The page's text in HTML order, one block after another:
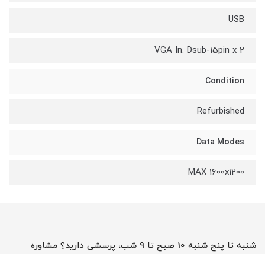
USB
VGA In: Dsub-15pin x 2
Condition
Refurbished
Data Modes
MAX 1600x1200
شنبه تا پنج شنبه 10 صبح تا 9 شب، پرسشی دارید؟ مشاوره